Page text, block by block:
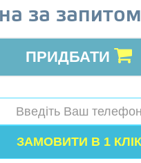
за запитом
ПРИДБАТИ